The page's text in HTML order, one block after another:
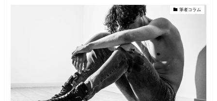
筆者コラム